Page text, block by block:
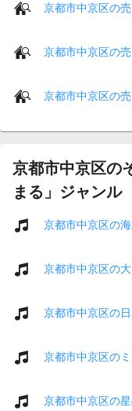
京都市中京区の
京都市中京区の
京都市中京区の
京都市中京区の
まる」ジャンル
京都市中京区の
京都市中京区の
京都市中京区の
京都市中京区の
京都市中京区の